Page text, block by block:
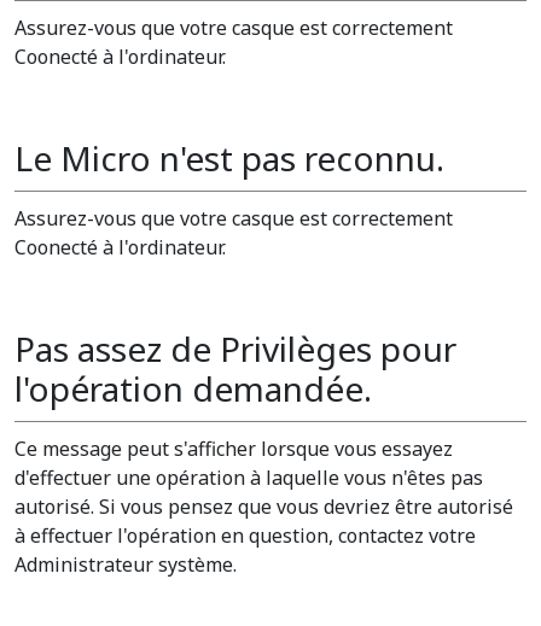
Assurez-vous que votre casque est correctement
Coonecté à l'ordinateur.
Le Micro n'est pas reconnu.
Assurez-vous que votre casque est correctement
Coonecté à l'ordinateur.
Pas assez de Privilèges pour
l'opération demandée.
Ce message peut s'afficher lorsque vous essayez
d'effectuer une opération à laquelle vous n'êtes pas
autorisé. Si vous pensez que vous devriez être autorisé
à effectuer l'opération en question, contactez votre
Administrateur système.